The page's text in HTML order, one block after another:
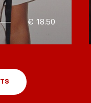
€ 18.50